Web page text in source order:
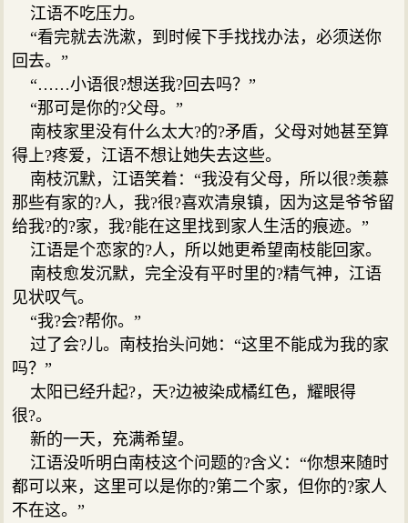
江语不吃压力。
“看完就去洗漱，到时候下手找找办法，必须送你
回去。”
“……小语很?想送我?回去吗？”
“那可是你的?父母。”
南枝家里没有什么太大?的?矛盾，父母对她甚至算
得上?疼爱，江语不想让她失去这些。
南枝沉默，江语笑着：“我没有父母，所以很?羡慕
那些有家的?人，我?很?喜欢清泉镇，因为这是爷爷留
给我?的?家，我?能在这里找到家人生活的痕迹。”
江语是个恋家的?人，所以她更希望南枝能回家。
南枝愈发沉默，完全没有平时里的?精气神，江语
见状叹气。
“我?会?帮你。”
过了会?儿。南枝抬头问她：“这里不能成为我的家
吗？”
太阳已经升起?，天?边被染成橘红色，耀眼得
很?。
新的一天，充满希望。
江语没听明白南枝这个问题的?含义：“你想来随时
都可以来，这里可以是你的?第二个家，但你的?家人
不在这。”